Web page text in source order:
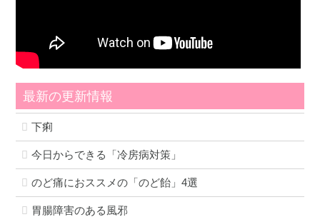
最新の更新情報
下痢
今日からできる「冷房病対策」
のど痛におススメの「のど飴」4選
胃腸障害のある風邪